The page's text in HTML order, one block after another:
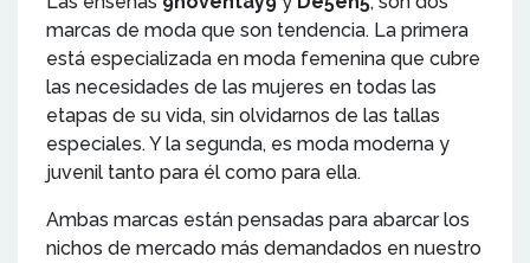
marcas de moda que son tendencia. La primera
está especializada en moda femenina que cubre
las necesidades de las mujeres en todas las
etapas de su vida, sin olvidarnos de las tallas
especiales. Y la segunda, es moda moderna y
juvenil tanto para él como para ella.
Ambas marcas están pensadas para abarcar los
nichos de mercado más demandados en nuestro